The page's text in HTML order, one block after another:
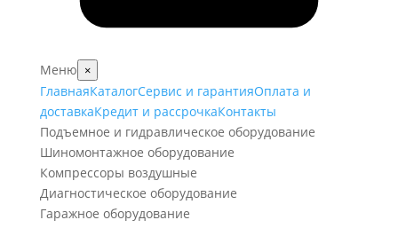
Меню ×
ГлавнаяКаталогСервис и гарантияОплата и
доставкаКредит и рассрочкаКонтакты
Подъемное и гидравлическое оборудование
Шиномонтажное оборудование
Компрессоры воздушные
Диагностическое оборудование
Гаражное оборудование